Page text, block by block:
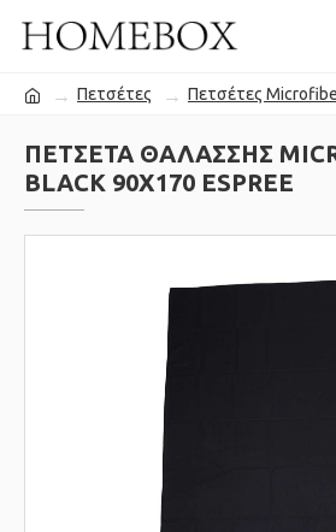
Πετσέτες Πετσέτες
ΠΕΤΣΈΤΑ ΘΑΛΆΣΣΗΣ
BLACK 90X170 ESPREE